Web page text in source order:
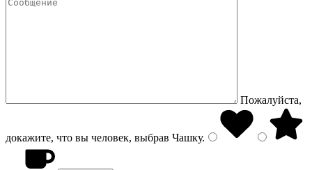
Пожалуйста,
докажите, что вы человек, выбрав Чашку.